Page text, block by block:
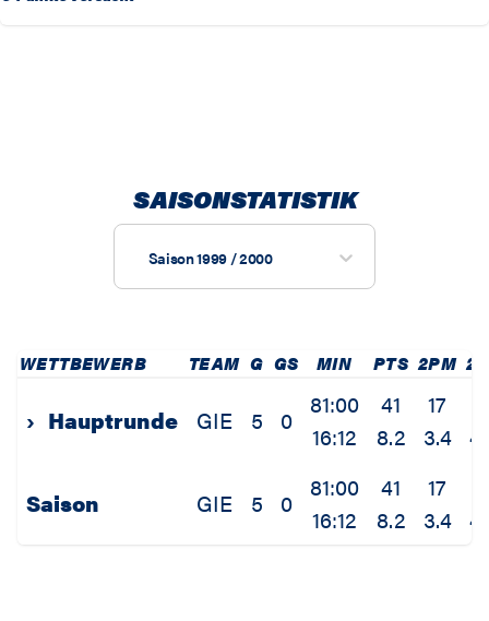
SAISONSTATISTIK
Saison 1999 / 2000
WETTBEWERB TEAM G GS MIN PTS 2PM
› Hauptrunde GIE 5 0
81:00
16:12
41
8.2
17
3.4
Saison GIE 5 0
81:00
16:12
41
8.2
17
3.4